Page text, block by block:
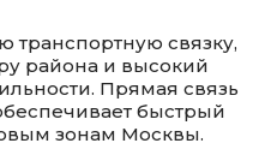
транспортную связку,
района и высокий
Прямая связь
быстрый
зонам Москвы.